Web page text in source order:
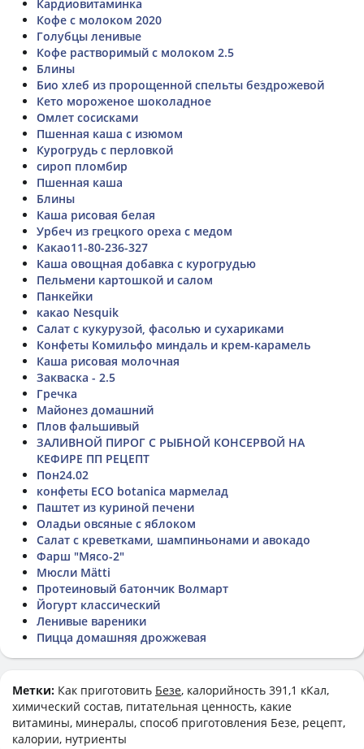
Кардиовитаминка
Кофе с молоком 2020
Голубцы ленивые
Кофе растворимый с молоком 2.5
Блины
Био хлеб из пророщенной спельты бездрожевой
Кето мороженое шоколадное
Омлет сосисками
Пшенная каша с изюмом
Курогрудь с перловкой
сироп пломбир
Пшенная каша
Блины
Каша рисовая белая
Урбеч из грецкого ореха с медом
Какао11-80-236-327
Каша овощная добавка с курогрудью
Пельмени картошкой и салом
Панкейки
какао Nesquik
Салат с кукурузой, фасолью и сухариками
Конфеты Комильфо миндаль и крем-карамель
Каша рисовая молочная
Закваска - 2.5
Гречка
Майонез домашний
Плов фальшивый
ЗАЛИВНОЙ ПИРОГ С РЫБНОЙ КОНСЕРВОЙ НА
КЕФИРЕ ПП РЕЦЕПТ
Пон24.02
конфеты ECO botanica мармелад
Паштет из куриной печени
Оладьи овсяные с яблоком
Салат с креветками, шампиньонами и авокадо
Фарш "Мясо-2"
Мюсли Mätti
Протеиновый батончик Волмарт
Йогурт классический
Ленивые вареники
Пицца домашняя дрожжевая
Метки: Как приготовить Безе, калорийность 391,1 кКал,
химический состав, питательная ценность, какие
витамины, минералы, способ приготовления Безе, рецепт,
калории, нутриенты